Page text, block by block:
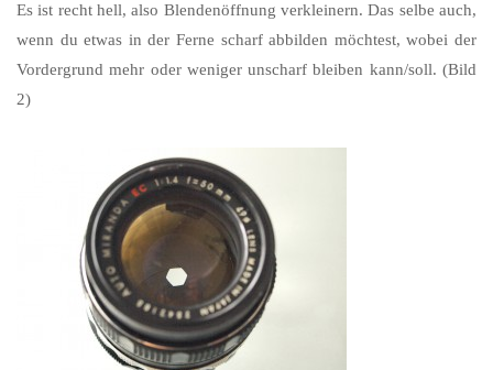
Es ist recht hell, also Blendenöffnung verkleinern. Das selbe auch,
wenn du etwas in der Ferne scharf abbilden möchtest, wobei der
Vordergrund mehr oder weniger unscharf bleiben kann/soll. (Bild
2)